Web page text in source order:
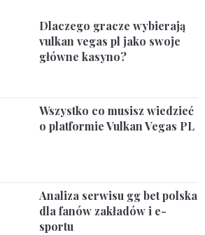
Dlaczego gracze wybierają
vulkan vegas pl jako swoje
główne kasyno?
Wszystko co musisz wiedzieć
o platformie Vulkan Vegas PL
Analiza serwisu gg bet polska
dla fanów zakładów i e-
sportu